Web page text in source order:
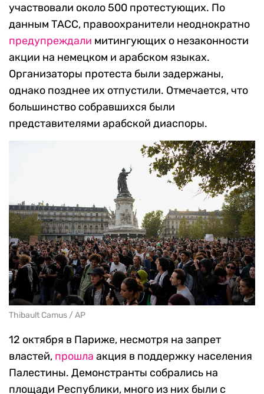
участвовали около 500 протестующих. По
данным ТАСС, правоохранители неоднократно
предупреждали митингующих о незаконности
акции на немецком и арабском языках.
Организаторы протеста были задержаны,
однако позднее их отпустили. Отмечается, что
большинство собравшихся были
представителями арабской диаспоры.
Thibault Camus / AP
12 октября в Париже, несмотря на запрет
властей, прошла акция в поддержку населения
Палестины. Демонстранты собрались на
площади Республики, много из них были с